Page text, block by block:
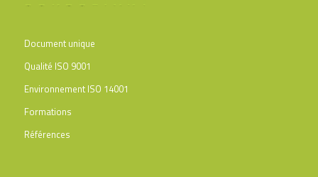
Document unique
Qualité ISO 9001
Environnement ISO 14001
Formations
Références